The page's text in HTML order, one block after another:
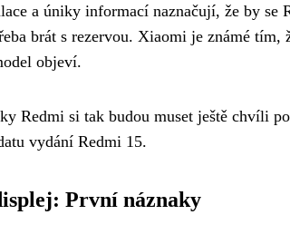
a úniky informací naznačují, že by se
brát s rezervou. Xiaomi je známé
objeví.
Redmi si tak budou muset ještě chvíli
vydání Redmi 15.
První náznaky